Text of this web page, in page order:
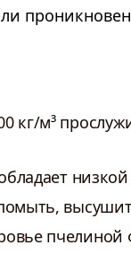
м³